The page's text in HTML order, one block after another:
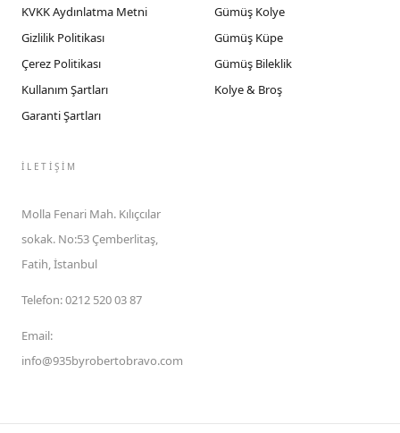
KVKK Aydınlatma Metni
Gizlilik Politikası
Çerez Politikası
Kullanım Şartları
Garanti Şartları
Gümüş Kolye
Gümüş Küpe
Gümüş Bileklik
Kolye & Broş
İLETIŞIM
Molla Fenari Mah. Kılıçcılar
sokak. No:53 Çemberlitaş,
Fatih, İstanbul
Telefon:0212 520 03 87
Email:
info@935byrobertobravo.com